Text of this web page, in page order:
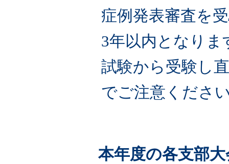
症例発表審査を
3年以内となりま
試験から受験し
でご注意くださ
本年度の各支部